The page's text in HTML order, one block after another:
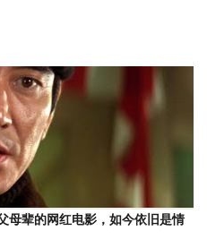
母辈的网红电影，如今依旧是情